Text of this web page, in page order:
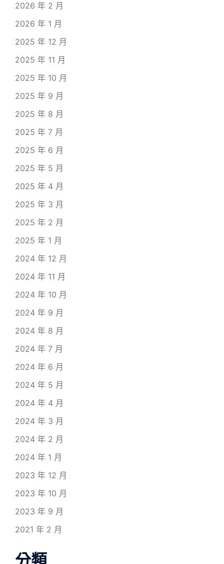
2026 年 2 月
2026 年 1 月
2025 年 12 月
2025 年 11 月
2025 年 10 月
2025 年 9 月
2025 年 8 月
2025 年 7 月
2025 年 6 月
2025 年 5 月
2025 年 4 月
2025 年 3 月
2025 年 2 月
2025 年 1 月
2024 年 12 月
2024 年 11 月
2024 年 10 月
2024 年 9 月
2024 年 8 月
2024 年 7 月
2024 年 6 月
2024 年 5 月
2024 年 4 月
2024 年 3 月
2024 年 2 月
2024 年 1 月
2023 年 12 月
2023 年 10 月
2023 年 9 月
2021 年 2 月